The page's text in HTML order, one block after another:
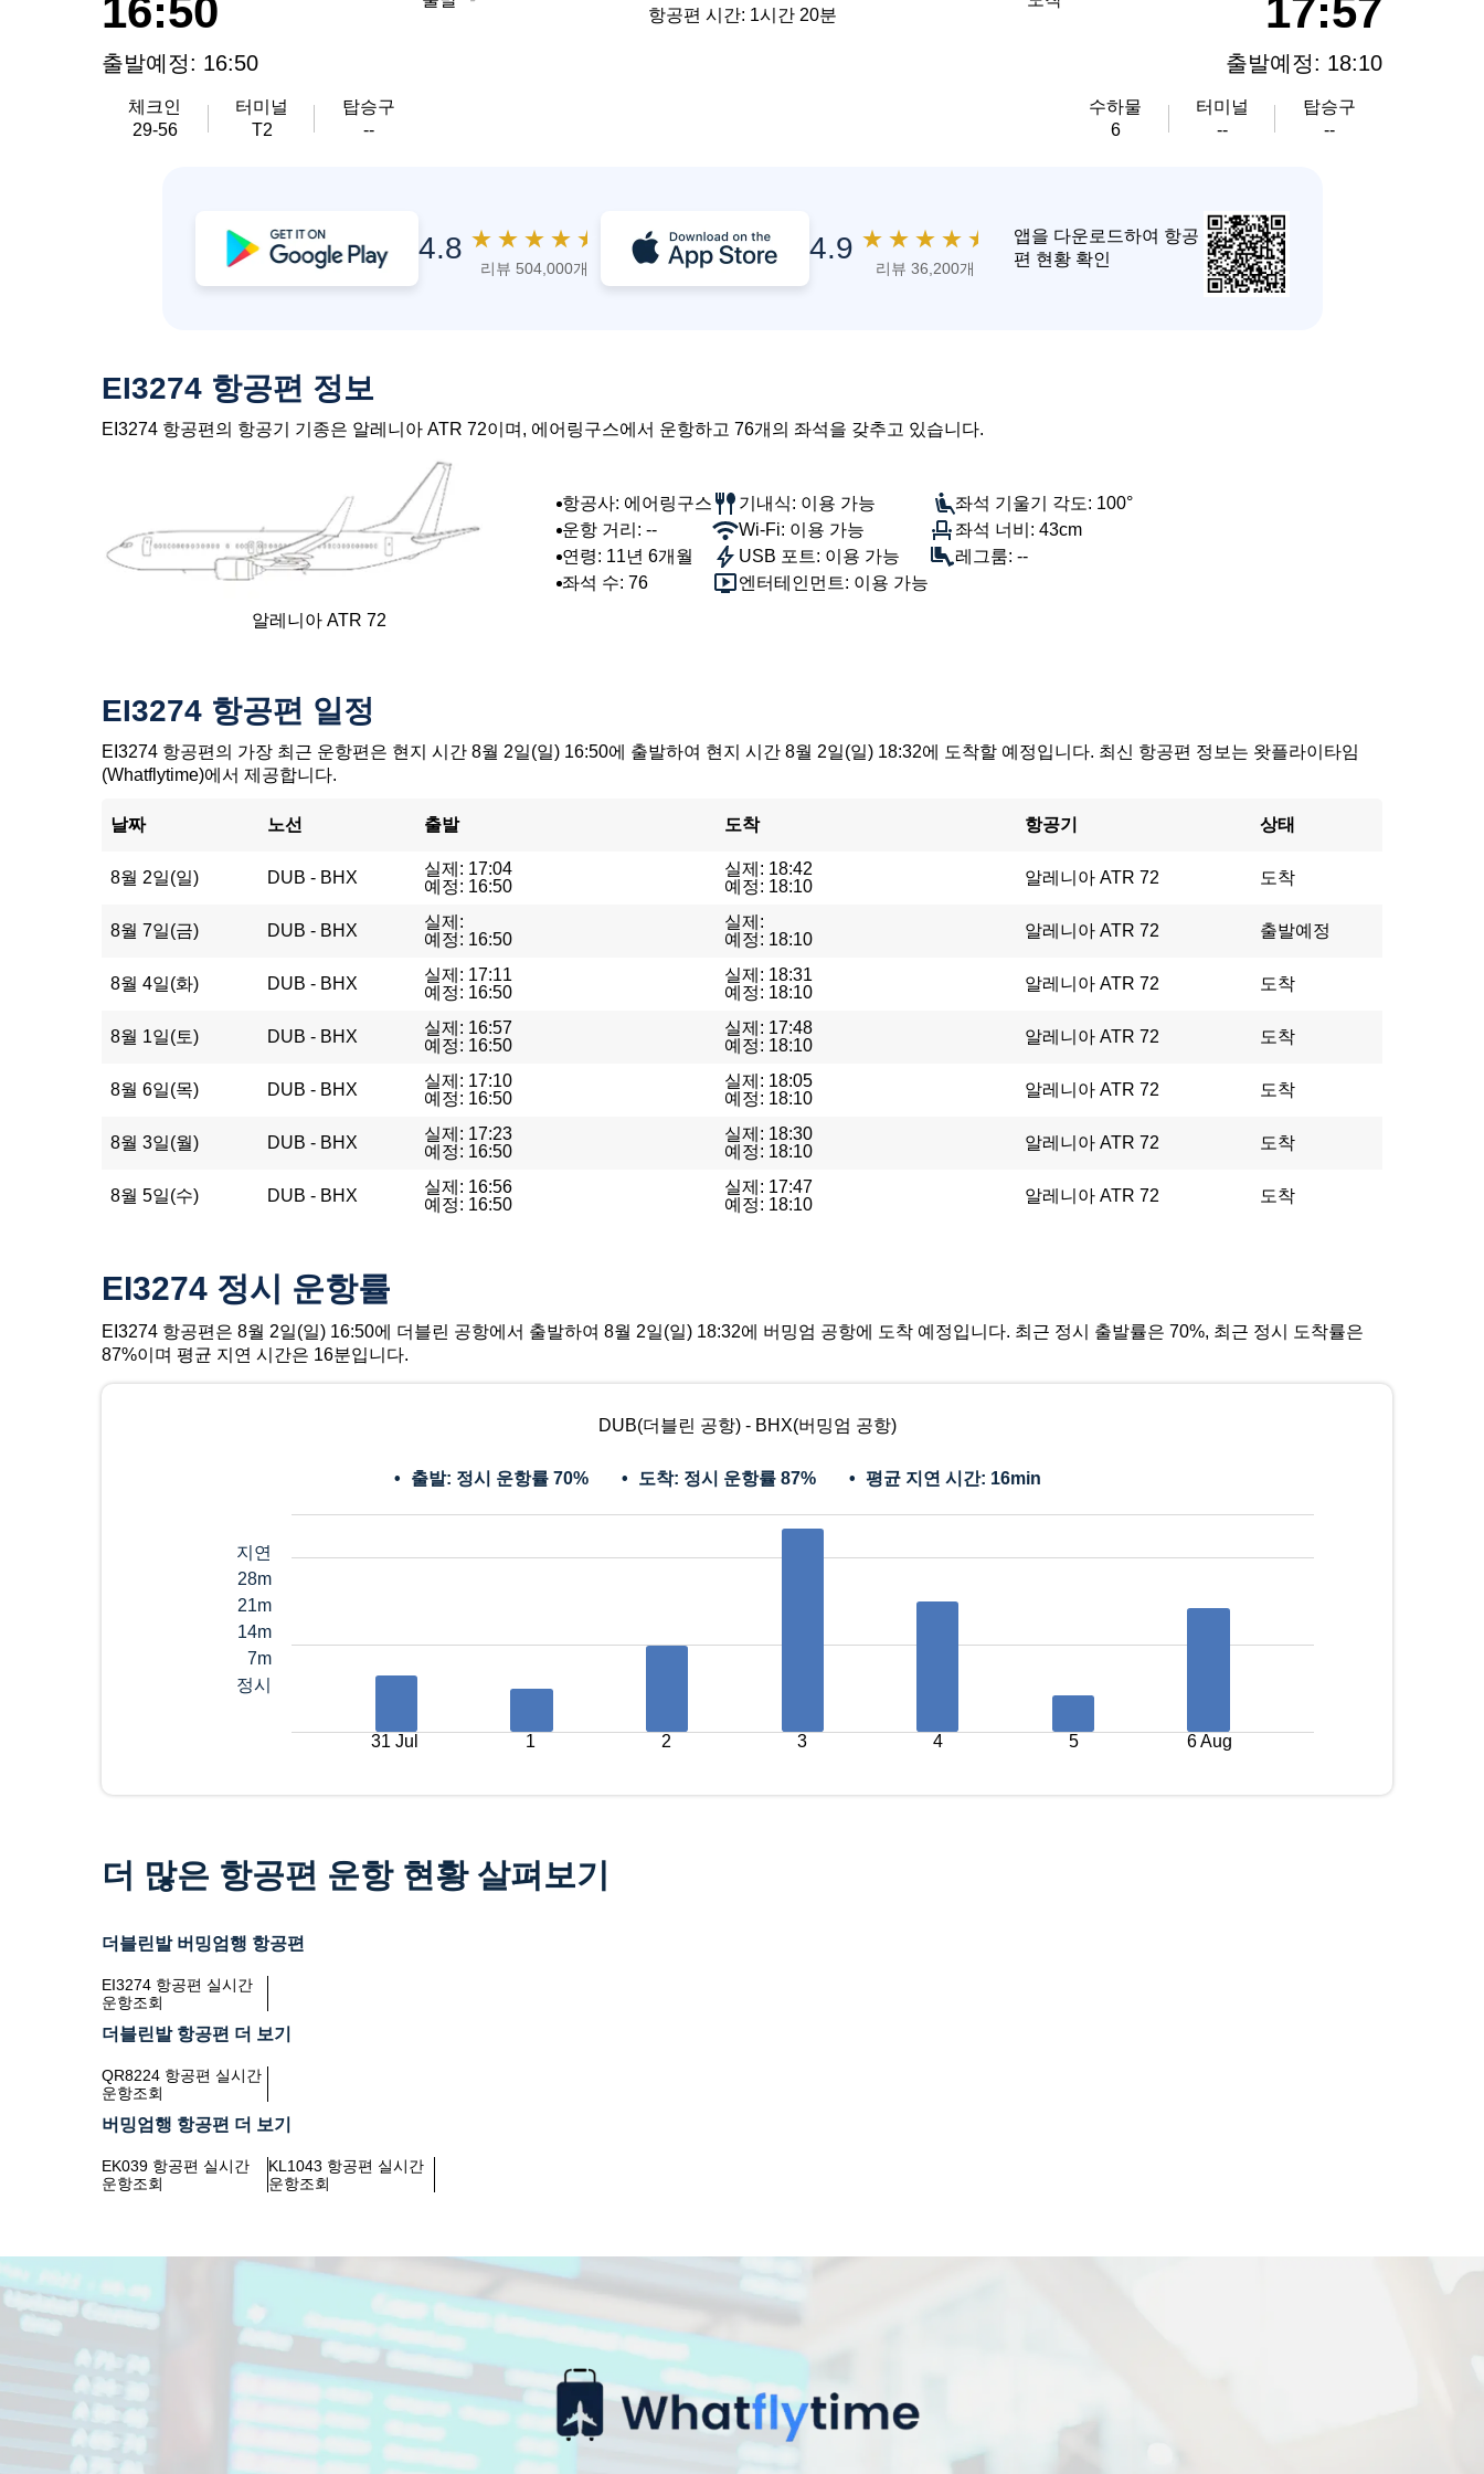
16:50
출발예정: 16:50
체크인
29-56
터미널
T2
탑승구
--
항공편 시간: 1시간 20분
17:57
출발예정: 18:10
수하물
6
터미널
--
탑승구
--
4.8 ★ ★ ★ ★ ★
리뷰 504,000개
4.9 ★ ★ ★ ★ ★
리뷰 36,200개
앱을 다운로드하여 항공
편 현황 확인
EI3274 항공편 정보
EI3274 항공편의 항공기 기종은 알레니아 ATR 72이며, 에어링구스에서 운항하고 76개의 좌석을 갖추고 있습니다.
알레니아 ATR 72
항공사: 에어링구스
운항 거리: --
연령: 11년 6개월
좌석 수: 76
기내식: 이용 가능
Wi-Fi: 이용 가능
USB 포트: 이용 가능
엔터테인먼트: 이용 가능
좌석 기울기 각도: 100°
좌석 너비: 43cm
레그룸: --
EI3274 항공편 일정
EI3274 항공편의 가장 최근 운항편은 현지 시간 8월 2일(일) 16:50에 출발하여 현지 시간 8월 2일(일) 18:32에 도착할 예정입니다. 최신 항공편 정보는 왓플라이타임
(Whatflytime)에서 제공합니다.
날짜 노선 출발 도착 항공기 상태
8월 2일(일) DUB - BHX
실제: 17:04
예정: 16:50
실제: 18:42
예정: 18:10
알레니아 ATR 72 도착
8월 7일(금) DUB - BHX
실제:
예정: 16:50
실제:
예정: 18:10
알레니아 ATR 72 출발예정
8월 4일(화) DUB - BHX
실제: 17:11
예정: 16:50
실제: 18:31
예정: 18:10
알레니아 ATR 72 도착
8월 1일(토) DUB - BHX
실제: 16:57
예정: 16:50
실제: 17:48
예정: 18:10
알레니아 ATR 72 도착
8월 6일(목) DUB - BHX
실제: 17:10
예정: 16:50
실제: 18:05
예정: 18:10
알레니아 ATR 72 도착
8월 3일(월) DUB - BHX
실제: 17:23
예정: 16:50
실제: 18:30
예정: 18:10
알레니아 ATR 72 도착
8월 5일(수) DUB - BHX
실제: 16:56
예정: 16:50
실제: 17:47
예정: 18:10
알레니아 ATR 72 도착
EI3274 정시 운항률
EI3274 항공편은 8월 2일(일) 16:50에 더블린 공항에서 출발하여 8월 2일(일) 18:32에 버밍엄 공항에 도착 예정입니다. 최근 정시 출발률은 70%, 최근 정시 도착률은
87%이며 평균 지연 시간은 16분입니다.
DUB(더블린 공항) - BHX(버밍엄 공항)
출발: 정시 운항률 70% 도착: 정시 운항률 87% 평균 지연 시간: 16min
지연
28m
21m
14m
7m
정시
31 Jul 1 2 3 4 5 6 Aug
더 많은 항공편 운항 현황 살펴보기
더블린발 버밍엄행 항공편
EI3274 항공편 실시간
운항조회
더블린발 항공편 더 보기
QR8224 항공편 실시간
운항조회
버밍엄행 항공편 더 보기
EK039 항공편 실시간
운항조회
KL1043 항공편 실시간
운항조회